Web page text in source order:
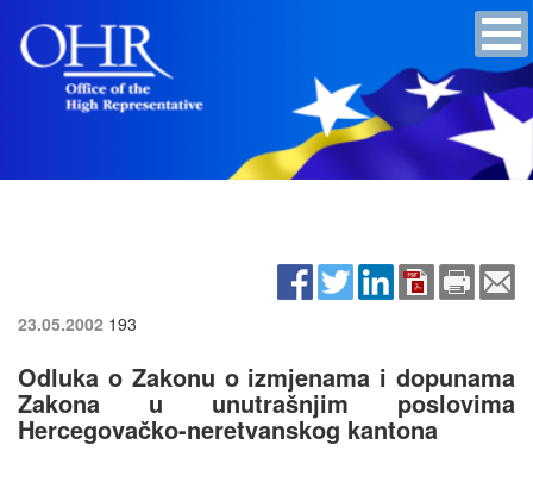
23.05.2002 193
Odluka o Zakonu o izmjenama i dopunama
Zakona u unutrašnjim poslovima
Hercegovačko-neretvanskog kantona